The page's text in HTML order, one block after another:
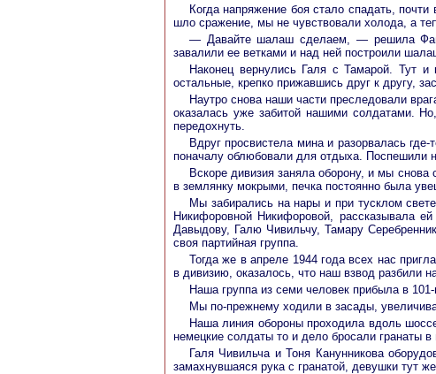
Когда напряжение боя стало спадать,
шло сражение, мы не чувствовали холода, а
— Давайте шалаш сделаем, — решила
завалили ее ветками и над ней построили
Наконец вернулись Галя с Тамарой. Тут
остальные, крепко прижавшись друг к другу,
Наутро снова наши части преследовали
оказалась уже забитой нашими солдатами.
передохнуть.
Вдруг просвистела мина и разорвалась
поначалу облюбовали для отдыха. Поспешили
Вскоре дивизия заняла оборону, и мы
в землянку мокрыми, печка постоянно была
Мы забирались на нары и при тусклом
Никифоровной Никифоровой, рассказывала
Давыдову, Галю Чивильчу, Тамару
своя партийная группа.
Тогда же в апреле 1944 года всех нас
в дивизию, оказалось, что наш взвод разбили
Наша группа из семи человек прибыла в
Мы по-прежнему ходили в засады,
Наша линия обороны проходила вдоль
немецкие солдаты то и дело бросали гранаты
Галя Чивильча и Тоня Канунникова
замахнувшаяся рука с гранатой, девушки тут